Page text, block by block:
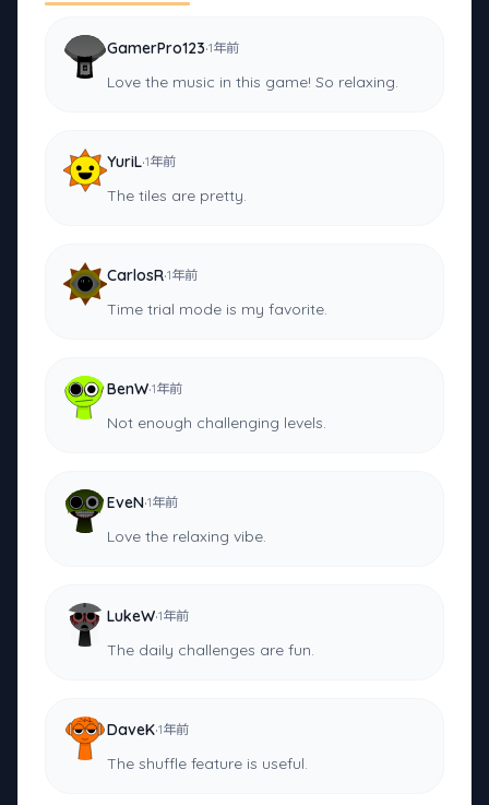
GamerPro123·1年前
Love the music in this game! So relaxing.
YuriL·1年前
The tiles are pretty.
CarlosR·1年前
Time trial mode is my favorite.
BenW·1年前
Not enough challenging levels.
EveN·1年前
Love the relaxing vibe.
LukeW·1年前
The daily challenges are fun.
DaveK·1年前
The shuffle feature is useful.